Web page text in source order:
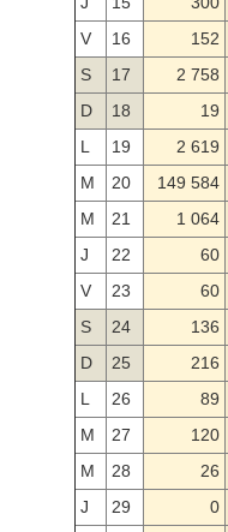
V
16 152
S
17 2 758
D
18 19
L
19 2 619
M
20 149 584
M
21 1 064
J
22 60
V
23 60
S
24 136
D
25 216
L
26 89
M
27 120
M
28 26
J
29 0